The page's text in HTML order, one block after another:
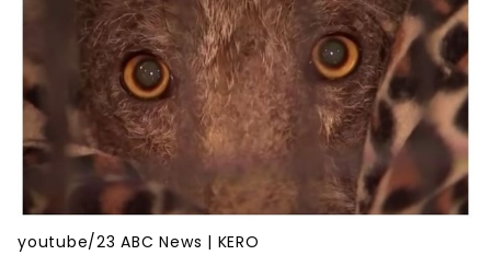
youtube/23 ABC News | KERO